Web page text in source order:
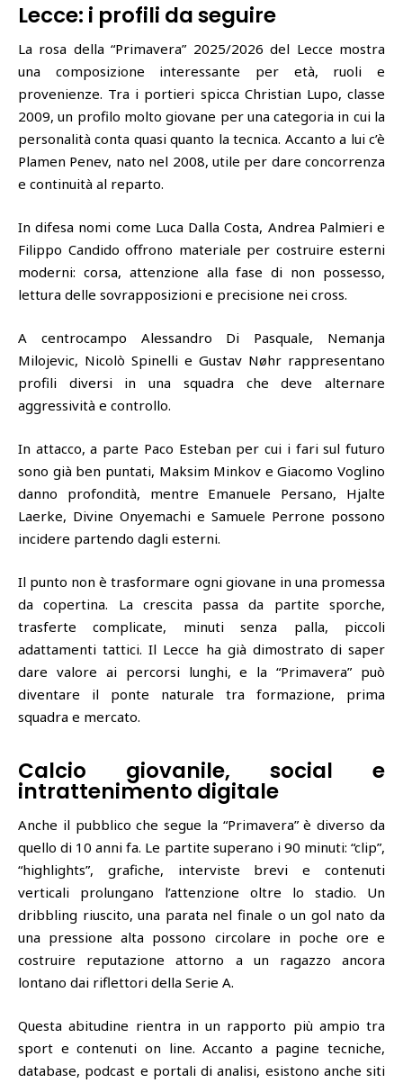
Lecce: i profili da seguire
La rosa della “Primavera” 2025/2026 del Lecce mostra
una composizione interessante per età, ruoli e
provenienze. Tra i portieri spicca Christian Lupo, classe
2009, un profilo molto giovane per una categoria in cui la
personalità conta quasi quanto la tecnica. Accanto a lui c’è
Plamen Penev, nato nel 2008, utile per dare concorrenza
e continuità al reparto.
In difesa nomi come Luca Dalla Costa, Andrea Palmieri e
Filippo Candido offrono materiale per costruire esterni
moderni: corsa, attenzione alla fase di non possesso,
lettura delle sovrapposizioni e precisione nei cross.
A centrocampo Alessandro Di Pasquale, Nemanja
Milojevic, Nicolò Spinelli e Gustav Nøhr rappresentano
profili diversi in una squadra che deve alternare
aggressività e controllo.
In attacco, a parte Paco Esteban per cui i fari sul futuro
sono già ben puntati, Maksim Minkov e Giacomo Voglino
danno profondità, mentre Emanuele Persano, Hjalte
Laerke, Divine Onyemachi e Samuele Perrone possono
incidere partendo dagli esterni.
Il punto non è trasformare ogni giovane in una promessa
da copertina. La crescita passa da partite sporche,
trasferte complicate, minuti senza palla, piccoli
adattamenti tattici. Il Lecce ha già dimostrato di saper
dare valore ai percorsi lunghi, e la “Primavera” può
diventare il ponte naturale tra formazione, prima
squadra e mercato.
Calcio giovanile, social e
intrattenimento digitale
Anche il pubblico che segue la “Primavera” è diverso da
quello di 10 anni fa. Le partite superano i 90 minuti: “clip”,
“highlights”, grafiche, interviste brevi e contenuti
verticali prolungano l’attenzione oltre lo stadio. Un
dribbling riuscito, una parata nel finale o un gol nato da
una pressione alta possono circolare in poche ore e
costruire reputazione attorno a un ragazzo ancora
lontano dai riflettori della Serie A.
Questa abitudine rientra in un rapporto più ampio tra
sport e contenuti on line. Accanto a pagine tecniche,
database, podcast e portali di analisi, esistono anche siti